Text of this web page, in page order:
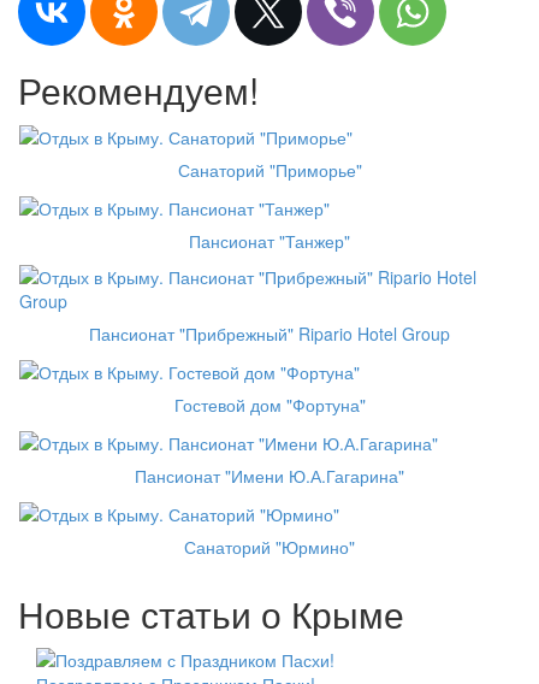
Рекомендуем!
Санаторий "Приморье"
Пансионат "Танжер"
Пансионат "Прибрежный" Ripario Hotel Group
Гостевой дом "Фортуна"
Пансионат "Имени Ю.А.Гагарина"
Санаторий "Юрмино"
Новые статьи о Крыме